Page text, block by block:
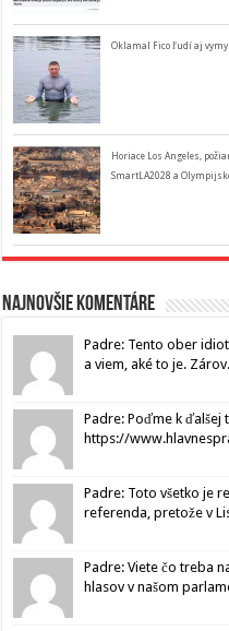
Oklamal Fico ľudí aj
Horiace Los Angeles,
SmartLA2028 a
Najnovšie komentáre
Padre: Tento ober
a viem, aké to je.
Padre: Poďme k ďalšej
https://
Padre: Toto všetko je
referenda, pretože v
Padre: Viete čo treba
hlasov v našom